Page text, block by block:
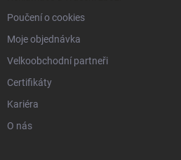
Poučení o cookies
Moje objednávka
Velkoobchodní partneři
Certifikáty
Kariéra
O nás